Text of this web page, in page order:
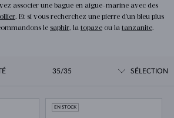
associer une bague en aigue-marine avec des
. Et si vous recherchez une pierre d'un bleu plus
le saphir, la topaze ou la tanzanite.
35/35 SÉLECTION
EN STOCK